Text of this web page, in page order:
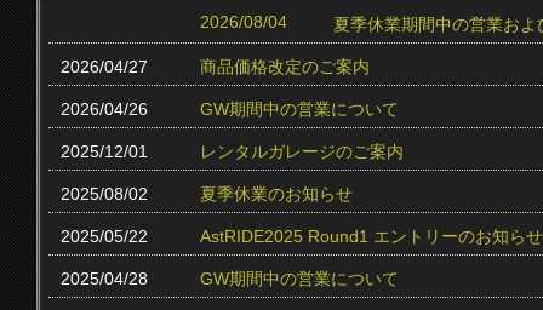
2026/08/04 夏季休業期間中の営業お
2026/04/27 商品価格改定のご案内
2026/04/26 GW期間中の営業について
2025/12/01 レンタルガレージのご案内
2025/08/02 夏季休業のお知らせ
2025/05/22 AstRIDE2025 Round1 エントリーのお知らせ
2025/04/28 GW期間中の営業について